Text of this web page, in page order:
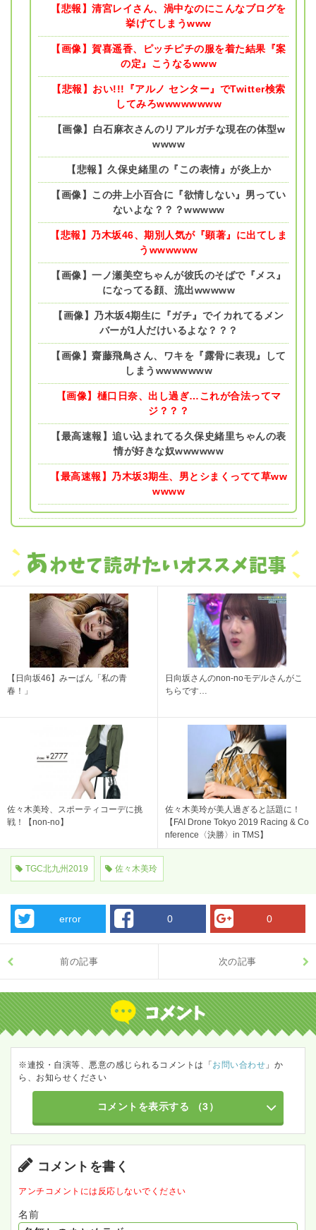
【悲報】清宮レイさん、渦中なのにこんなブログを
挙げてしまうwww
【画像】賀喜遥香、ピッチピチの服を着た結果『案
の定』こうなるwww
【悲報】おい!!!『アルノ センター』でTwitter検索
してみろwwwwwwww
【画像】白石麻衣さんのリアルガチな現在の体型w
wwww
【悲報】久保史緒里の『この表情』が炎上か
【画像】この井上小百合に『欲情しない』男ってい
ないよな？？？wwwww
【悲報】乃木坂46、期別人気が『顕著』に出てしま
うwwwwww
【画像】一ノ瀬美空ちゃんが彼氏のそばで『メス』
になってる顔、流出wwwww
【画像】乃木坂4期生に『ガチ』でイカれてるメン
バーが1人だけいるよな？？？
【画像】齋藤飛鳥さん、ワキを『露骨に表現』して
しまうwwwwwww
【画像】樋口日奈、出し過ぎ…これが合法ってマ
ジ？？？
【最高速報】追い込まれてる久保史緒里ちゃんの表
情が好きな奴wwwwww
【最高速報】乃木坂3期生、男とシまくってて草ww
wwww
【日向坂46】みーぱん「私の青
春！」
日向坂さんのnon-noモデルさんがこ
ちらです…
佐々木美玲、スポーティコーデに挑
戦！【non-no】
佐々木美玲が美人過ぎると話題に！
【FAI Drone Tokyo 2019 Racing & Co
nference〈決勝〉in TMS】
TGC北九州2019 佐々木美玲
error 0 0
前の記事 次の記事
※連投・自演等、悪意の感じられるコメントは「 お問い合わせ 」か
ら、お知らせください
コメントを表示する （3）
コメントを書く
アンチコメントには反応しないでください
名前